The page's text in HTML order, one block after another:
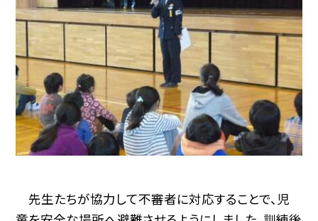
先生たちが協力して不審者に対応することで、児